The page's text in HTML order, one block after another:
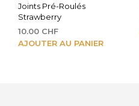
Joints Pré-Roulés
Strawberry
10.00 CHF
AJOUTER AU PANIER